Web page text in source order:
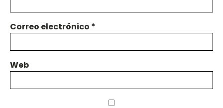
Correo electrónico *
Web